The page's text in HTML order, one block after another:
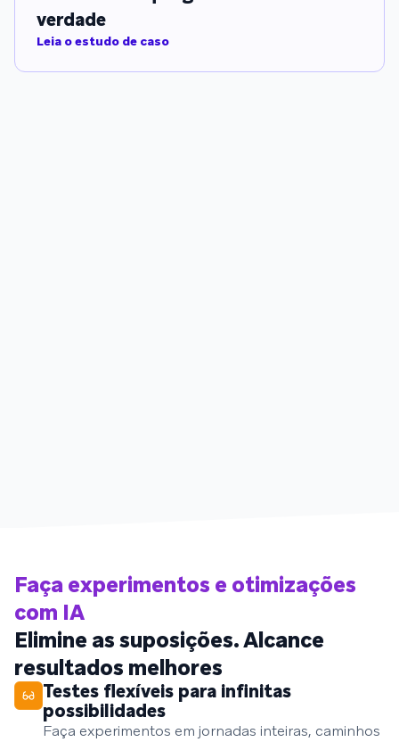
verdade
Leia o estudo de caso
Faça experimentos e otimizações
com IA
Elimine as suposições. Alcance
resultados melhores
Testes flexíveis para infinitas
possibilidades
Faça experimentos em jornadas inteiras, caminhos